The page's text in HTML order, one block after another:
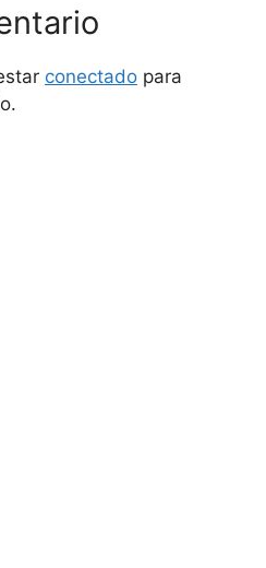
conectado para